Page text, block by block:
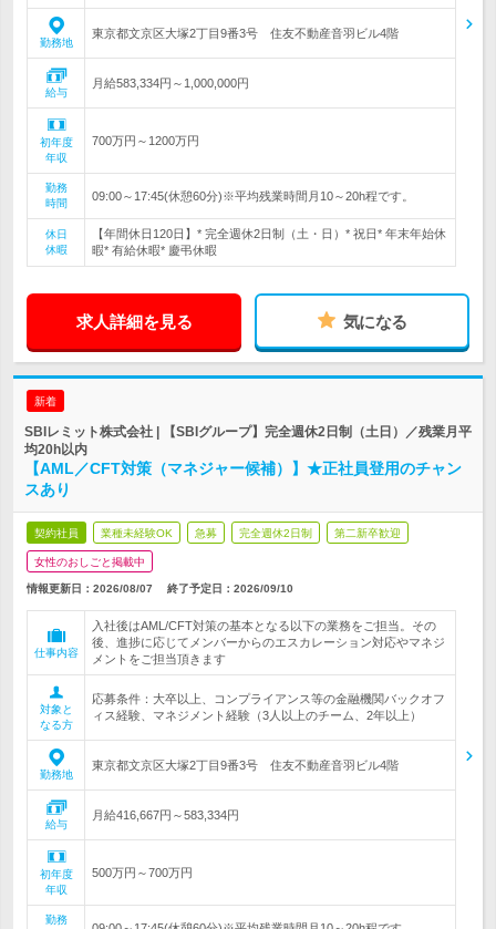
勤務地
東京都文京区大塚2丁目9番3号 住友不動産音羽ビル4階
給与
月給583,334円～1,000,000円
初年度
年収
700万円～1200万円
勤務
時間
09:00～17:45(休憩60分)※平均残業時間月10～20h程です。
休日
休暇
【年間休日120日】* 完全週休2日制（土・日）* 祝日* 年末年始休
暇* 有給休暇* 慶弔休暇
求人詳細を見る 気になる
新着
SBIレミット株式会社 | 【SBIグループ】完全週休2日制（土日）／残業月平
均20h以内
【AML／CFT対策（マネジャー候補）】★正社員登用のチャン
スあり
契約社員 業種未経験OK 急募 完全週休2日制 第二新卒歓迎
女性のおしごと掲載中
情報更新日：2026/08/07 終了予定日： 2026/09/10
仕事内容
入社後はAML/CFT対策の基本となる以下の業務をご担当。その
後、進捗に応じてメンバーからのエスカレーション対応やマネジ
メントをご担当頂きます
対象と
なる方
応募条件：大卒以上、コンプライアンス等の金融機関バックオフ
ィス経験、マネジメント経験（3人以上のチーム、2年以上）
勤務地
東京都文京区大塚2丁目9番3号 住友不動産音羽ビル4階
給与
月給416,667円～583,334円
初年度
年収
500万円～700万円
勤務